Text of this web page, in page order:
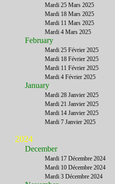
Mardi 25 Mars 2025
Mardi 18 Mars 2025
Mardi 11 Mars 2025
Mardi 4 Mars 2025
February
Mardi 25 Février 2025
Mardi 18 Février 2025
Mardi 11 Février 2025
Mardi 4 Février 2025
January
Mardi 28 Janvier 2025
Mardi 21 Janvier 2025
Mardi 14 Janvier 2025
Mardi 7 Janvier 2025
2024
December
Mardi 17 Décembre 2024
Mardi 10 Décembre 2024
Mardi 3 Décembre 2024